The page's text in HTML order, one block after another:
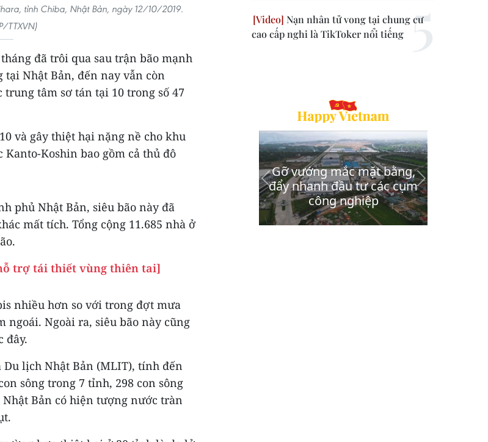
tỉnh Chiba, Nhật Bản, ngày 12/10/2019.
TTXVN)
đã trôi qua sau trận bão mạnh
Nhật Bản, đến nay vẫn còn
tâm sơ tán tại 10 trong số 47
và gây thiệt hại nặng nề cho khu
Koshin bao gồm cả thủ đô
phủ Nhật Bản, siêu bão này đã
mất tích. Tổng cộng 11.685 nhà ở
trợ tái thiết vùng thiên tai]
nhiều hơn so với trong đợt mưa
Ngoài ra, siêu bão này cũng
đây.
Du lịch Nhật Bản (MLIT), tính đến
sông trong 7 tỉnh, 298 con sông
Bản có hiện tượng nước tràn
Nạn nhân tử vong tại chung cư
cao cấp nghi là TikToker nổi tiếng